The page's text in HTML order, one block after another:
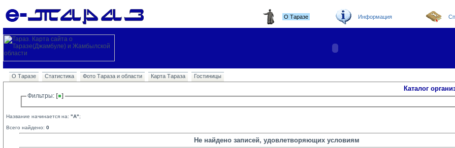
О Таразе Информация
О Таразе Статистика Фото Тараза и области Карта Тараза Гостиницы
Каталог
Фильтры:
Название начинается на: "A";
Всего найдено: 0
Не найдено записей, удовлетворяющих условиям